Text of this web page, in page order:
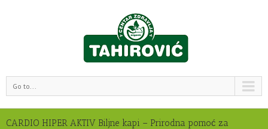
Go to...
CARDIO HIPER AKTIV Biljne kapi – Prirodna pomoć za